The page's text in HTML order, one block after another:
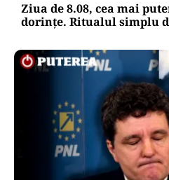
Ziua de 8.08, cea mai
dorințe. Ritualul simplu